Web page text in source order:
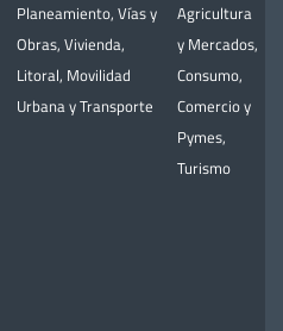
Planeamiento, Vías y
Obras, Vivienda,
Litoral, Movilidad
Urbana y Transporte
Agricultura
y Mercados,
Consumo,
Comercio y
Pymes,
Turismo